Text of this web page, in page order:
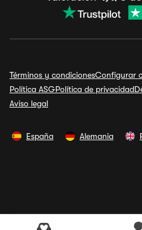
Términos y condicionesConfigurar
Política ASGPolítica de privacidad
Aviso legal
España Alemania